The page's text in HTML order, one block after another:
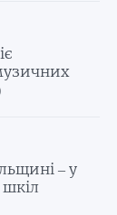
– у
шкіл